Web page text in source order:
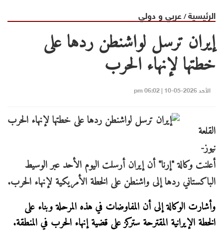
الرئيسية/ عربي و دولي
إيران ترسل لواشنطن ردها على
خطتها لإنهاء الحرب
الأحد 2026-05-10 | 06:02 pm
القلعة
نيوز-
أعلنت وكالة "إرنا" أن إيران أرسلت اليوم الأحد عبر الوسيط
الباكستاني ردها إلى واشنطن على الخطة الأمريكية لإنهاء الحرب.
وأشارت الوكالة إلى أن المفاوضات في هذه المرحلة وبناء على
الخطة الإيرانية المقترحة ستركز على قضية إنهاء الحرب في المنطقة.